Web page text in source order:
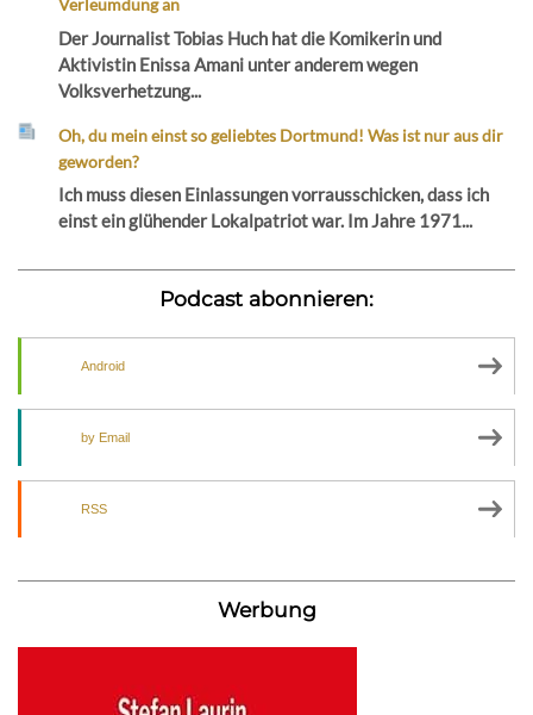
Verleumdung an
Der Journalist Tobias Huch hat die Komikerin und
Aktivistin Enissa Amani unter anderem wegen
Volksverhetzung...
Oh, du mein einst so geliebtes Dortmund! Was ist nur aus dir
geworden?
Ich muss diesen Einlassungen vorrausschicken, dass ich
einst ein glühender Lokalpatriot war. Im Jahre 1971...
Podcast abonnieren:
Android
by Email
RSS
Werbung